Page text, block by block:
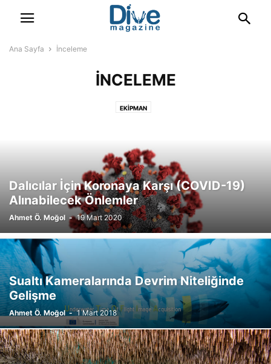
Ana Sayfa İnceleme
İNCELEME
EKIPMAN
Dalıcılar İçin Koronaya Karşı (COVID-19)
Alınabilecek Önlemler
Ahmet Ö. Moğol - 19 Mart 2020
Sualtı Kameralarında Devrim Niteliğinde
Gelişme
Ahmet Ö. Moğol - 1 Mart 2018